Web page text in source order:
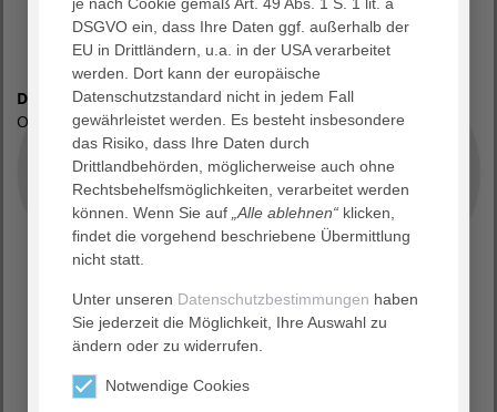
Dr. med. Carolin Angersbach
Oberärztin
DSGVO ein, dass Ihre Daten ggf. außerhalb der
EU in Drittländern, u.a. in der USA verarbeitet
werden. Dort kann der europäische
Datenschutzstandard nicht in jedem Fall
gewährleistet werden. Es besteht insbesondere
das Risiko, dass Ihre Daten durch
Drittlandbehörden, möglicherweise auch ohne
Rechtsbehelfsmöglichkeiten, verarbeitet werden
können. Wenn Sie auf „Alle ablehnen“ klicken,
findet die vorgehend beschriebene Übermittlung
nicht statt.
Unter unseren Datenschutzbestimmungen haben
Sie jederzeit die Möglichkeit, Ihre Auswahl zu
ändern oder zu widerrufen.
Notwendige Cookies